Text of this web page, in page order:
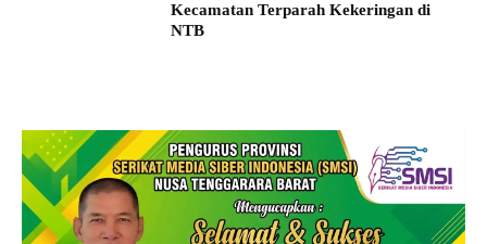
Kecamatan Terparah Kekeringan di
NTB